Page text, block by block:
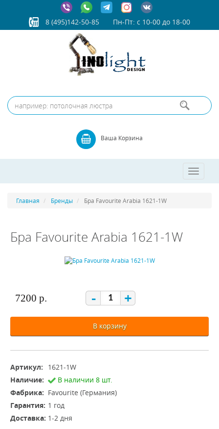
8 (495)142-50-85 Пн-Пт: с 10-00 до 18-00
Ваша Корзина
Toggle
Главная Бренды Бра Favourite Arabia 1621-1W
Бра Favourite Arabia 1621-1W
7200 р. - +
В корзину
Артикул:
1621-1W
Наличие:
В наличии 8 шт.
Фабрика: Favourite (Германия)
Гарантия: 1 год
Доставка: 1-2 дня